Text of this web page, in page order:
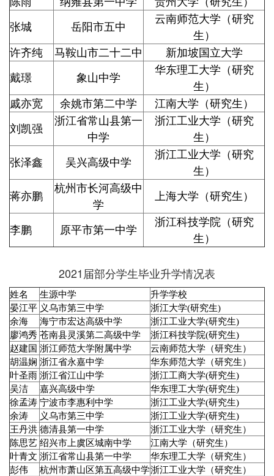
张城 岳阳市五中
云南师范大学（研究
生）
许齐纯
马鞍山市二十二中 新加坡国立大学
戴璟 象山中学
华东理工大学（研究
生）
戚亦宽
余姚市第二中学 江南大学（研究生）
刘凯强
浙江省常山县第一
中学
浙江工业大学（研究
生）
张泽鑫 吴兴高级中学
浙江工业大学（研究
生）
蒋亦鹏
杭州市长河高级中
学
上海大学（研究生）
李鹏 原平市第一中学
浙江科技学院（研究
生）
2021届部分学生毕业升学情况表
姓名 生源中学
升学学校
晏江平 义乌市第三中学
浙江大学(研究生)
余海
海宁市宏达高级中学
浙江工业大学(研究生)
廖鸿秀 苍南县灵溪第二高级中学
浙江科技学院(研究生)
赵建国 浙江师范大学附属中学
云南师范大学（研究生）
胡温娴 浙江省永嘉中学
华东师范大学（研究生）
叶圣雨 浙江省江山中学
浙江工商大学(研究生)
吴洁
嘉兴高级中学
华东理工大学(研究生)
徐孟涛 宁波市李惠利中学
浙江工业大学(研究生)
余涛
义乌市第三中学
浙江工业大学(研究生)
王丹洪 德清县第一中学
浙江工业大学（研究生）
陈思艺 绍兴市上虞区城南中学
江南大学（研究生）
叶青文 浙江省常山县第一中学
华东理工大学（研究生）
彭伟
杭州市萧山区第五高级中学浙江工业大学（研究生）